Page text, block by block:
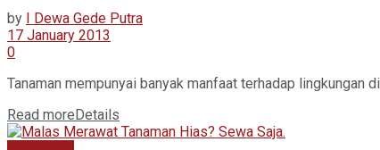
by I Dewa Gede Putra
17 January 2013
0
Tanaman mempunyai banyak manfaat terhadap lingkungan
Read moreDetails